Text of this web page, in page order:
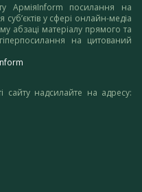
АрміяInform посилання на
суб’єктів у сфері онлайн-медіа
абзаці матеріалу прямого та
на цитований
сайту надсилайте на адресу: